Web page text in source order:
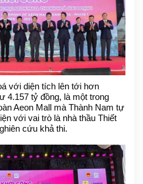
với diện tích lên tới hơn
4.157 tỷ đồng, là một trong
Aeon Mall mà Thành Nam tự
với vai trò là nhà thầu Thiết
cứu khả thi.